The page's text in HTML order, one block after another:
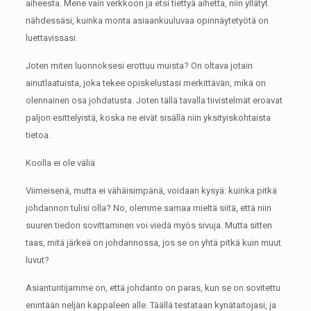
aiheesta. Mene vain verkkoon ja etsi tiettyä aihetta, niin yllätyt
nähdessäsi, kuinka monta asiaankuuluvaa opinnäytetyötä on
luettavissasi.
Joten miten luonnoksesi erottuu muista? On oltava jotain
ainutlaatuista, joka tekee opiskelustasi merkittävän, mikä on
olennainen osa johdatusta. Joten tällä tavalla tiivistelmät eroavat
paljon esittelyistä, koska ne eivät sisällä niin yksityiskohtaista
tietoa.
Koolla ei ole väliä
Viimeisenä, mutta ei vähäisimpänä, voidaan kysyä: kuinka pitkä
johdannon tulisi olla? No, olemme samaa mieltä siitä, että niin
suuren tiedon sovittaminen voi viedä myös sivuja. Mutta sitten
taas, mitä järkeä on johdannossa, jos se on yhtä pitkä kuin muut
luvut?
Asiantuntijamme on, että johdanto on paras, kun se on sovitettu
enintään neljän kappaleen alle. Täällä testataan kynätaitojasi, ja